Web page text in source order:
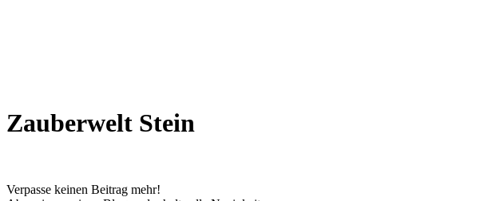
Zauberwelt Stein
Verpasse keinen Beitrag mehr!